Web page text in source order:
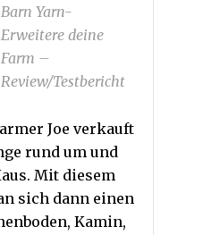
Barn Yarn-
Erweitere deine
Farm –
Review/Testbericht
Joe verkauft
rund um und
Mit diesem
sich dann einen
Kamin,